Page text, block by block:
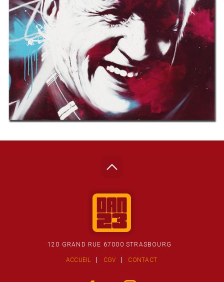
120 GRAND RUE 67000 STRASBOURG
ACCUEIL CGV CONTACT